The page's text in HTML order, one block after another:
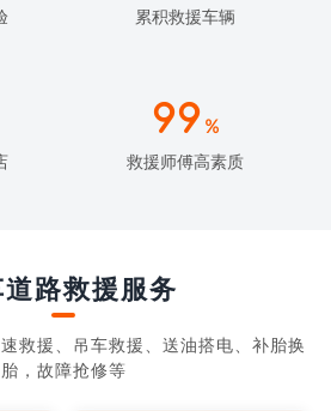
累积救援车辆
99 %
救援师傅高素质
路救援服务
救援、吊车救援、送油搭电、补胎换
胎，故障抢修等